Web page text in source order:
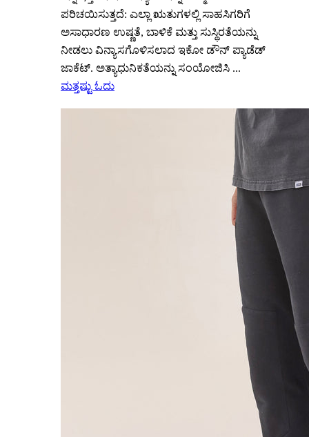
ಪರಿಚಯಿಸುತ್ತದೆ: ಎಲ್ಲಾ ಋತುಗಳಲ್ಲಿ ಸಾಹಸಿಗರಿಗೆ
ಅಸಾಧಾರಣ ಉಷ್ಣತೆ, ಬಾಳಿಕೆ ಮತ್ತು ಸುಸ್ಥಿರತೆಯನ್ನು
ನೀಡಲು ವಿನ್ಯಾಸಗೊಳಿಸಲಾದ ಇಕೋ ಡೌನ್ ಪ್ಯಾಡೆಡ್
ಜಾಕೆಟ್. ಅತ್ಯಾಧುನಿಕತೆಯನ್ನು ಸಂಯೋಜಿಸಿ ...
ಮತ್ತಷ್ಟು ಓದು